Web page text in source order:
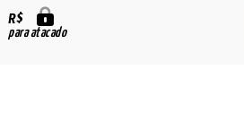
R$
para atacado